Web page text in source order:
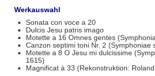
Werkauswahl
Sonata con voce a 20
Dulcis Jesu patris imago
Motette a 16 Omnes gentes
Canzon septimi toni Nr. 2 (Symphoniae
Motette a 8 O Jesu mi dulcissime
1615)
Magnificat à 33 (Rekonstruktion: